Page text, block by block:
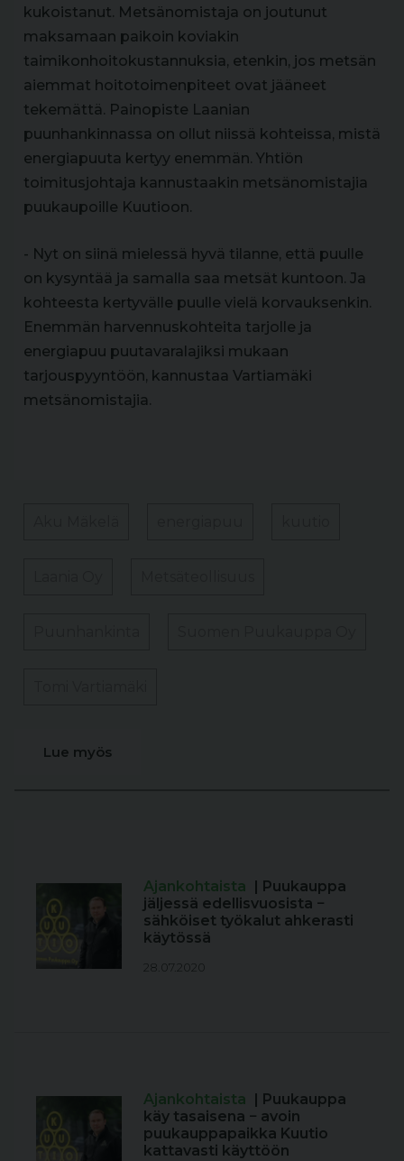
kukoistanut. Metsänomistaja on joutunut
maksamaan paikoin koviakin
taimikonhoitokustannuksia, etenkin, jos metsän
aiemmat hoitotoimenpiteet ovat jääneet
tekemättä. Painopiste Laanian
puunhankinnassa on ollut niissä kohteissa, mistä
energiapuuta kertyy enemmän. Yhtiön
toimitusjohtaja kannustaakin metsänomistajia
puukaupoille Kuutioon.
- Nyt on siinä mielessä hyvä tilanne, että puulle
on kysyntää ja samalla saa metsät kuntoon. Ja
kohteesta kertyvälle puulle vielä korvauksenkin.
Enemmän harvennuskohteita tarjolle ja
energiapuu puutavaralajiksi mukaan
tarjouspyyntöön, kannustaa Vartiamäki
metsänomistajia.
Lue myös
Ajankohtaista
| Puukauppa
jäljessä edellisvuosista −
sähköiset työkalut ahkerasti
käytössä
28.07.2020
Ajankohtaista
| Puukauppa
käy tasaisena − avoin
puukauppapaikka Kuutio
kattavasti käyttöön